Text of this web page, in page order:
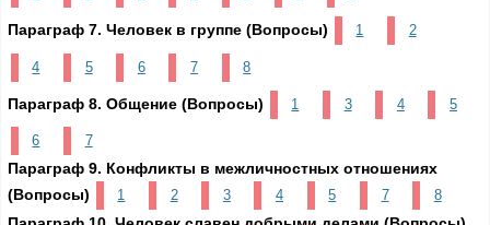
Параграф 7. Человек в группе (Вопросы) 1 2
4 5 6 7 8
Параграф 8. Общение (Вопросы) 1 3 4 5
6 7
Параграф 9. Конфликты в межличностных отношениях
(Вопросы)
1 2 3 4 5 7 8